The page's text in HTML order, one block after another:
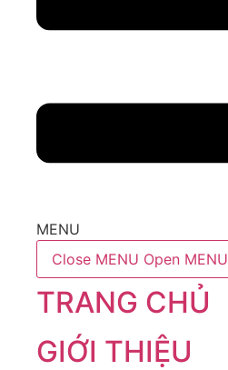
MENU
Close MENU Open MENU
TRANG CHỦ
GIỚI THIỆU